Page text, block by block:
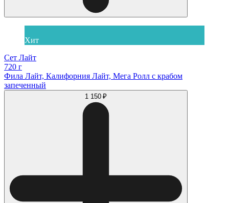
Хит
Сет Лайт
720 г
Фила Лайт, Калифорния Лайт, Мега Ролл с крабом
запеченный
1 150 ₽